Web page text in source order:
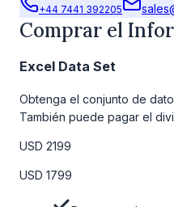
+44 7441 392205
Comprar el
Excel Data Set
Obtenga el conjunto de
También puede pagar el
la tabla de precios a
USD 2199
USD 1799